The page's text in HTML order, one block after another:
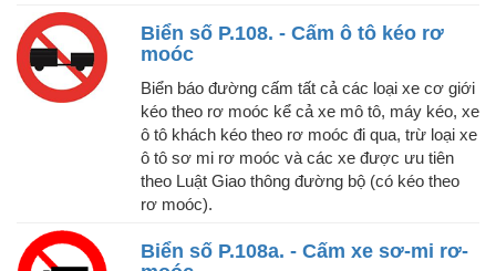
Biển số P.108. - Cấm ô tô kéo rơ
moóc
Biển báo đường cấm tất cả các loại xe cơ giới
kéo theo rơ moóc kể cả xe mô tô, máy kéo, xe
ô tô khách kéo theo rơ moóc đi qua, trừ loại xe
ô tô sơ mi rơ moóc và các xe được ưu tiên
theo Luật Giao thông đường bộ (có kéo theo
rơ moóc).
Biển số P.108a. - Cấm xe sơ-mi rơ-